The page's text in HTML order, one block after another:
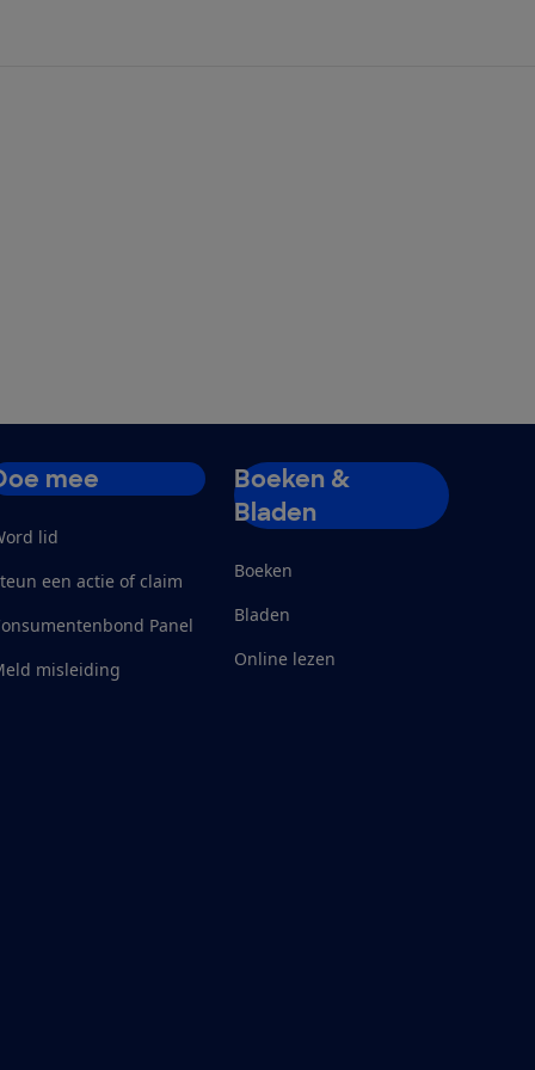
mee
lid
een actie of claim
Panel
misleiding
Boeken &
Bladen
Boeken
Bladen
Online lezen